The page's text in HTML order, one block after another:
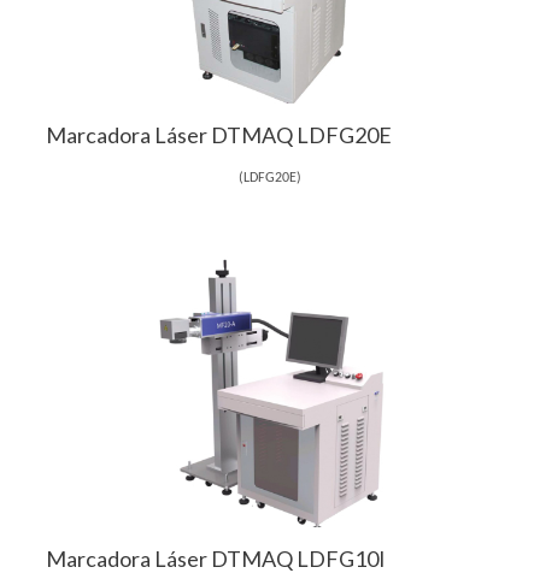
Marcadora Láser DTMAQ LDFG20E
( LDFG20E)
Marcadora Láser DTMAQ LDFG10I